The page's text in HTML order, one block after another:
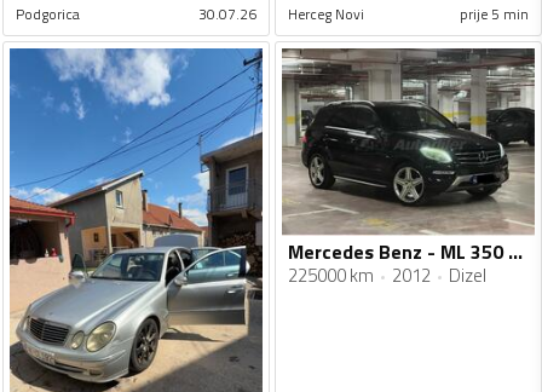
Podgorica 30.07.26 Herceg Novi prije 5 min
Mercedes Benz - ML 350 - 3.0 Cdi
225000 km 2012 Dizel